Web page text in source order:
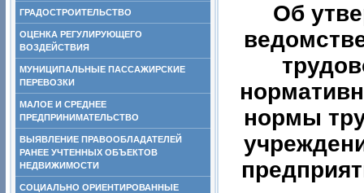
ГРАДОСТРОИТЕЛЬСТВО
ОЦЕНКА РЕГУЛИРУЮЩЕГО
ВОЗДЕЙСТВИЯ
МУНИЦИПАЛЬНЫЕ ПАССАЖИРСКИЕ
ПЕРЕВОЗКИ
МАЛОЕ И СРЕДНЕЕ
ПРЕДПРИНИМАТЕЛЬСТВО
ВЫЯВЛЕНИЕ ПРАВООБЛАДАТЕЛЕЙ
РАНЕЕ УЧТЕННЫХ ОБЪЕКТОВ
НЕДВИЖИМОСТИ
СОЦИАЛЬНО ОРИЕНТИРОВАННЫЕ
Об
нормы